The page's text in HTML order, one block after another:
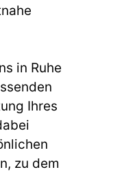
in Ruhe
Ihres
zu dem